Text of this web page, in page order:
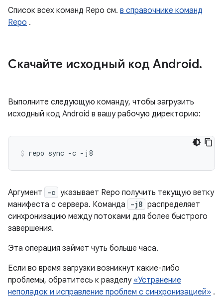
Список всех команд Repo см. в справочнике команд
Repo .
Скачайте исходный код Android.
Выполните следующую команду, чтобы загрузить
исходный код Android в вашу рабочую директорию:
repo sync -c -j8
Аргумент -c указывает Repo получить текущую ветку
манифеста с сервера. Команда
-j8 распределяет
синхронизацию между потоками для более быстрого
завершения.
Эта операция займет чуть больше часа.
Если во время загрузки возникнут какие-либо
проблемы, обратитесь к разделу «Устранение
неполадок и исправление проблем с синхронизацией» .